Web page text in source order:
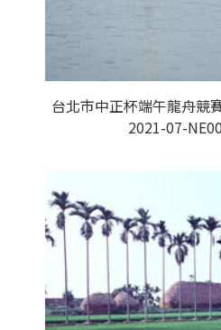
台北市中正杯端午龍舟競
2021-07-